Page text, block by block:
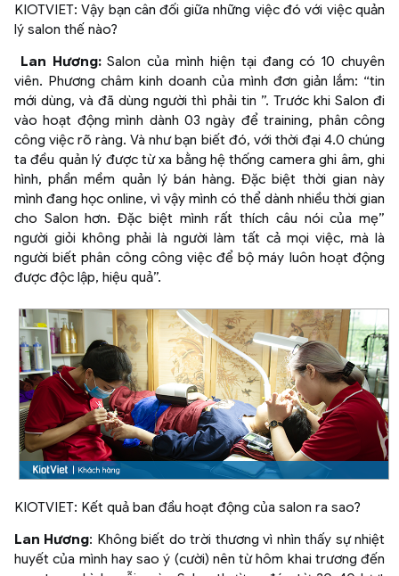
KIOTVIET: Vậy bạn cân đối giữa những việc đó với việc quản
lý salon thế nào?
Lan Hương:Salon của mình hiện tại đang có 10 chuyên
viên. Phương châm kinh doanh của mình đơn giản lắm: “tin
mới dùng, và đã dùng người thì phải tin ”. Trước khi Salon đi
vào hoạt động mình dành 03 ngày để training, phân công
công việc rõ ràng. Và như bạn biết đó, với thời đại 4.0 chúng
ta đều quản lý được từ xa bằng hệ thống camera ghi âm, ghi
hình, phần mềm quản lý bán hàng. Đặc biệt thời gian này
mình đang học online, vì vậy mình có thể dành nhiều thời gian
cho Salon hơn. Đặc biệt mình rất thích câu nói của mẹ”
người giỏi không phải là người làm tất cả mọi việc, mà là
người biết phân công công việc để bộ máy luôn hoạt động
được độc lập, hiệu quả”.
KIOTVIET: Kết quả ban đầu hoạt động của salon ra sao?
Lan Hương: Không biết do trời thương vì nhìn thấy sự nhiệt
huyết của mình hay sao ý (cười) nên từ hôm khai trương đến